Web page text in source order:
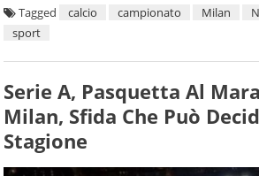
Tagged calcio campionato Milan
sport
Serie A, Pasquetta Al
Milan, Sfida Che Può
Stagione